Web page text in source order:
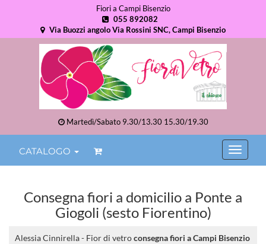
Fiori a Campi Bisenzio
055 892082
Via Buozzi angolo Via Rossini SNC, Campi Bisenzio
Martedì/Sabato 9.30/13.30 15.30/19.30
CATALOGO
Consegna fiori a domicilio a Ponte a
Giogoli (sesto Fiorentino)
Alessia Cinnirella - Fior di vetroconsegna fiori a Campi Bisenzio